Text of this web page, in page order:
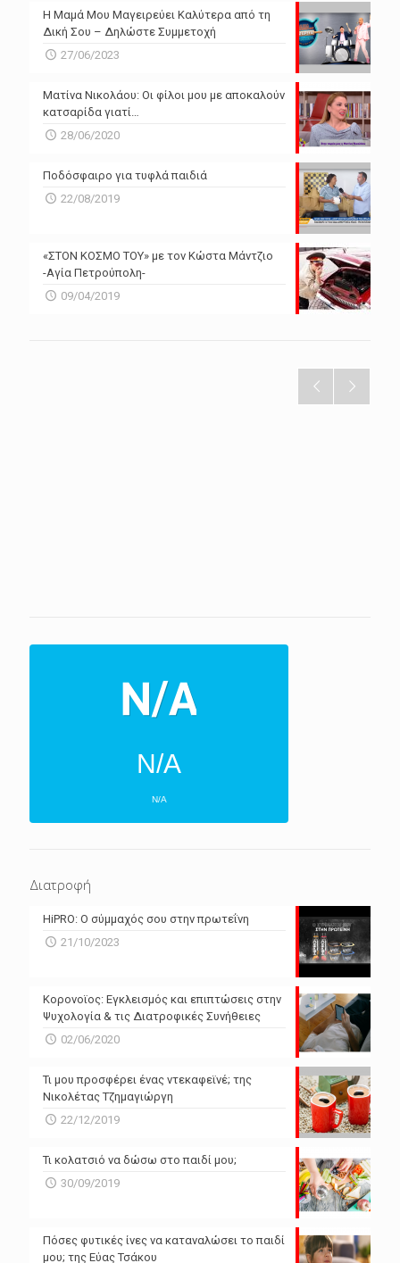
Η Μαμά Μου Μαγειρεύει Καλύτερα από τη
Δική Σου – Δηλώστε Συμμετοχή
27/06/2023
Ματίνα Νικολάου: Οι φίλοι μου με αποκαλούν
κατσαρίδα γιατί…
28/06/2020
Ποδόσφαιρο για τυφλά παιδιά
22/08/2019
«ΣΤΟΝ ΚΟΣΜΟ ΤΟΥ» με τον Κώστα Μάντζιο
-Αγία Πετρούπολη-
09/04/2019
N/A
N/A
N/A
Powered by Forecast.io
Διατροφή
HiPRO: Ο σύμμαχός σου στην πρωτεΐνη
21/10/2023
Κορονοϊος: Εγκλεισμός και επιπτώσεις στην
Ψυχολογία & τις Διατροφικές Συνήθειες
02/06/2020
Τι μου προσφέρει ένας ντεκαφεϊνέ; της
Νικολέτας Τζημαγιώργη
22/12/2019
Τι κολατσιό να δώσω στο παιδί μου;
30/09/2019
Πόσες φυτικές ίνες να καταναλώσει το παιδί
μου; της Εύας Τσάκου